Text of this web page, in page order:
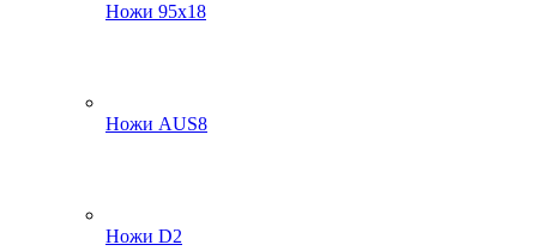
Ножи 95х18
Ножи AUS8
Ножи D2